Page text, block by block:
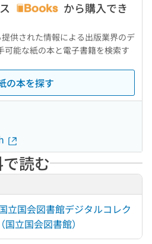
から購入でき
供された情報による出版業界のデ
可能な紙の本と電子書籍を検索す
の本を探す
読む
立国会図書館デジタルコレク
立国会図書館）